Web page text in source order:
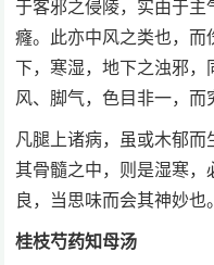
于客邪之侵陵，实由于
癃。此亦中风之类也，
下，寒湿，地下之浊邪
风、脚气，色目非一，而
凡腿上诸病，虽或木郁而
其骨髓之中，则是湿寒
良，当思味而会其神妙也。
桂枝芍药知母汤